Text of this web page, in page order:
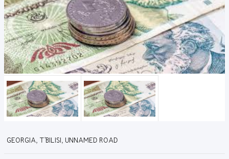
GEORGIA, T'BILISI, UNNAMED ROAD